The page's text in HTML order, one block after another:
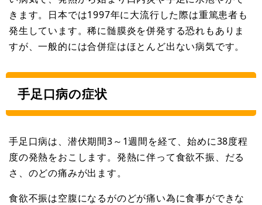
きます。日本では1997年に大流行した際は重篤患者も
発生しています。稀に髄膜炎を併発する恐れもありま
すが、一般的には合併症はほとんど出ない病気です。
手足口病の症状
手足口病は、潜伏期間3～1週間を経て、始めに38度程
度の発熱をおこします。発熱に伴って食欲不振、だる
さ、のどの痛みが出ます。
食欲不振は空腹になるがのどが痛い為に食事ができな